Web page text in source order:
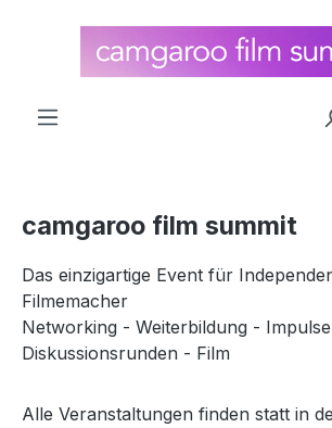
springen
camgaroo film summit
Das einzigartige Event für
Filmemacher
Networking - Weiterbildung -
Diskussionsrunden - Film
Alle Veranstaltungen finden statt in